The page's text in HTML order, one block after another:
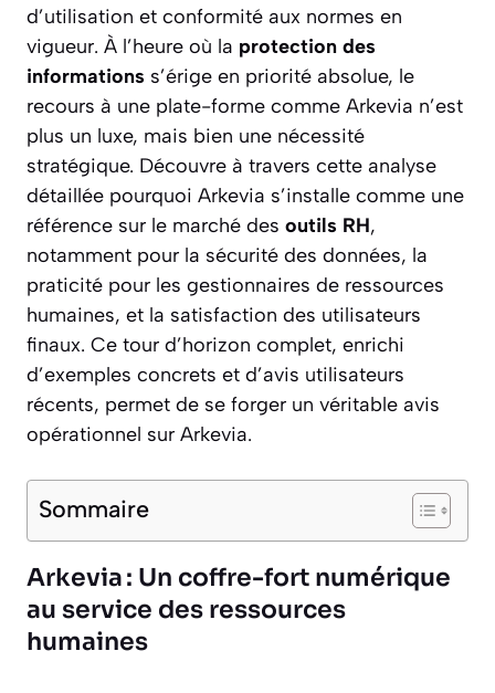
d’utilisation et conformité aux normes en
vigueur. À l’heure où la protection des
informations s’érige en priorité absolue, le
recours à une plate-forme comme Arkevia n’est
plus un luxe, mais bien une nécessité
stratégique. Découvre à travers cette analyse
détaillée pourquoi Arkevia s’installe comme une
référence sur le marché des outils RH,
notamment pour la sécurité des données, la
praticité pour les gestionnaires de ressources
humaines, et la satisfaction des utilisateurs
finaux. Ce tour d’horizon complet, enrichi
d’exemples concrets et d’avis utilisateurs
récents, permet de se forger un véritable avis
opérationnel sur Arkevia.
Sommaire
Arkevia : Un coffre-fort numérique
au service des ressources
humaines